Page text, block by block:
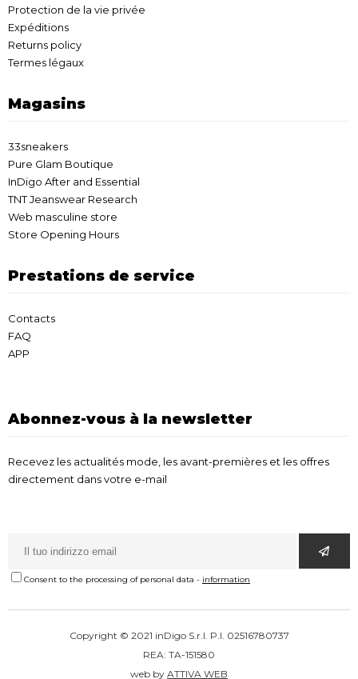
Protection de la vie privée
Expéditions
Returns policy
Termes légaux
Magasins
33sneakers
Pure Glam Boutique
InDigo After and Essential
TNT Jeanswear Research
Web masculine store
Store Opening Hours
Prestations de service
Contacts
FAQ
APP
Abonnez-vous à la newsletter
Recevez les actualités mode, les avant-premières et les offres
directement dans votre e-mail
Consent to the processing of personal data - information
Copyright © 2021 inDigo S.r.l. P.I. 02516780737
REA: TA-151580
web by ATTIVA WEB